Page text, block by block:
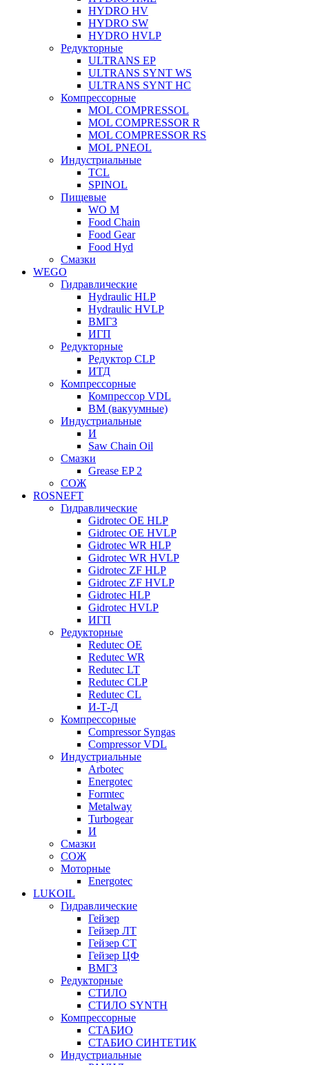
HYDRO HV
HYDRO SW
HYDRO HVLP
Редукторные
ULTRANS EP
ULTRANS SYNT WS
ULTRANS SYNT HC
Компрессорные
MOL COMPRESSOL
MOL COMPRESSOR R
MOL COMPRESSOR RS
MOL PNEOL
Индустриальные
TCL
SPINOL
Пищевые
WO M
Food Chain
Food Gear
Food Hyd
Смазки
WEGO
Гидравлические
Hydraulic HLP
Hydraulic HVLP
ВМГЗ
ИГП
Редукторные
Редуктор CLP
ИТД
Компрессорные
Компрессор VDL
ВМ (вакуумные)
Индустриальные
И
Saw Chain Oil
Смазки
Grease EP 2
СОЖ
ROSNEFT
Гидравлические
Gidrotec OE HLP
Gidrotec OE HVLP
Gidrotec WR HLP
Gidrotec WR HVLP
Gidrotec ZF HLP
Gidrotec ZF HVLP
Gidrotec HLP
Gidrotec HVLP
ИГП
Редукторные
Redutec OE
Redutec WR
Redutec LT
Redutec CLP
Redutec CL
И-Т-Д
Компрессорные
Compressor Syngas
Compressor VDL
Индустриальные
Arbotec
Energotec
Formtec
Metalway
Turbogear
И
Смазки
СОЖ
Моторные
Energotec
LUKOIL
Гидравлические
Гейзер
Гейзер ЛТ
Гейзер СТ
Гейзер ЦФ
ВМГЗ
Редукторные
СТИЛО
СТИЛО SYNTH
Компрессорные
СТАБИО
СТАБИО СИНТЕТИК
Индустриальные